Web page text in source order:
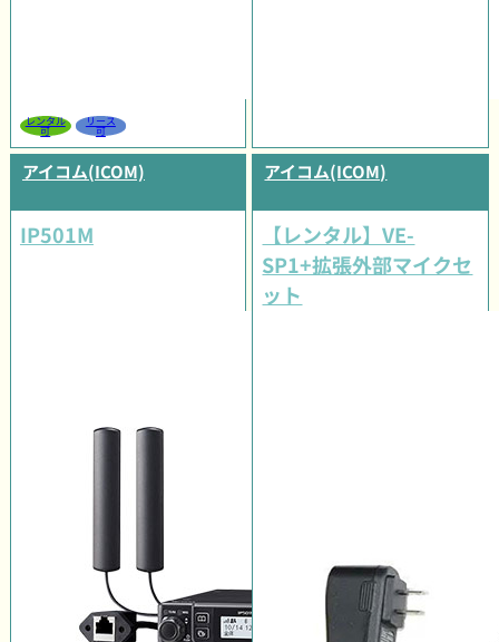
レンタル
可
リース
可
アイコム(ICOM)
IP501M
アイコム(ICOM)
【レンタル】VE-
SP1+拡張外部マイクセ
ット